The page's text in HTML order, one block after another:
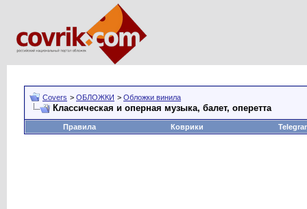
Covers > ОБЛОЖКИ > Обложки винила
Классическая и оперная музыка, балет, оперетта
Правила Коврики